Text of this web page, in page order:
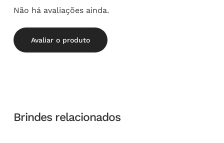
Não há avaliações ainda.
Avaliar o produto
Brindes relacionados